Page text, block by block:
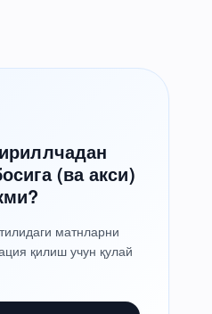
(ва акси)
матнларни
қилиш учун қулай